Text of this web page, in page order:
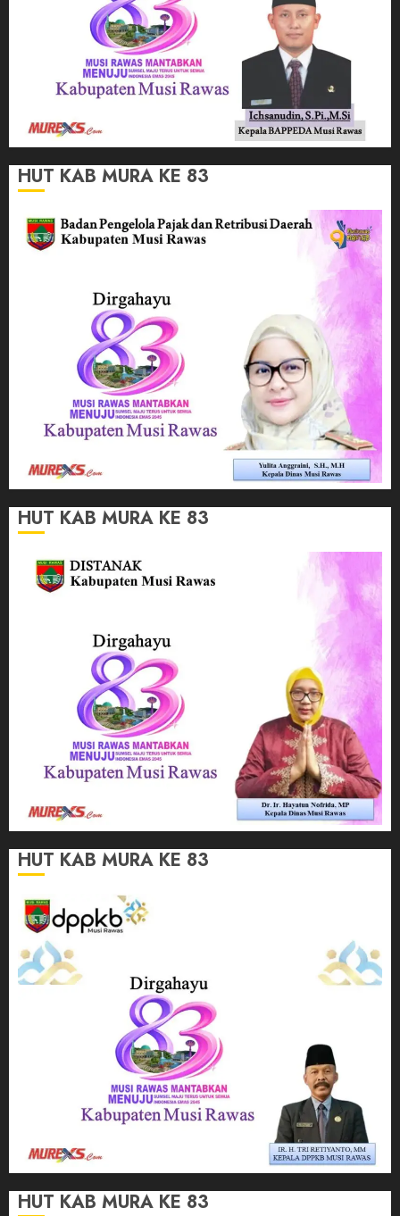
HUT KAB MURA KE 83
HUT KAB MURA KE 83
HUT KAB MURA KE 83
HUT KAB MURA KE 83